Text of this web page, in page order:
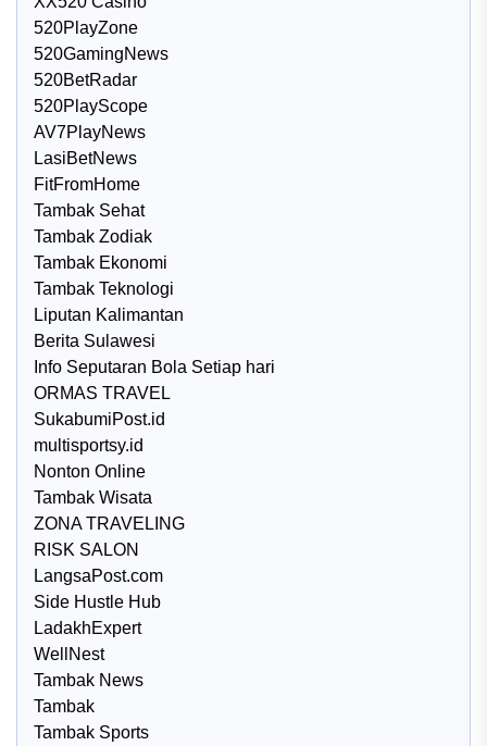
520PlayZone
520GamingNews
520BetRadar
520PlayScope
AV7PlayNews
LasiBetNews
FitFromHome
Tambak Sehat
Tambak Zodiak
Tambak Ekonomi
Tambak Teknologi
Liputan Kalimantan
Berita Sulawesi
Info Seputaran Bola Setiap hari
ORMAS TRAVEL
SukabumiPost.id
multisportsy.id
Nonton Online
Tambak Wisata
ZONA TRAVELING
RISK SALON
LangsaPost.com
Side Hustle Hub
LadakhExpert
WellNest
Tambak News
Tambak
Tambak Sports